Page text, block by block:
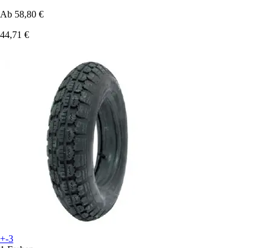
Ab 58,80 €
44,71 €
+-3